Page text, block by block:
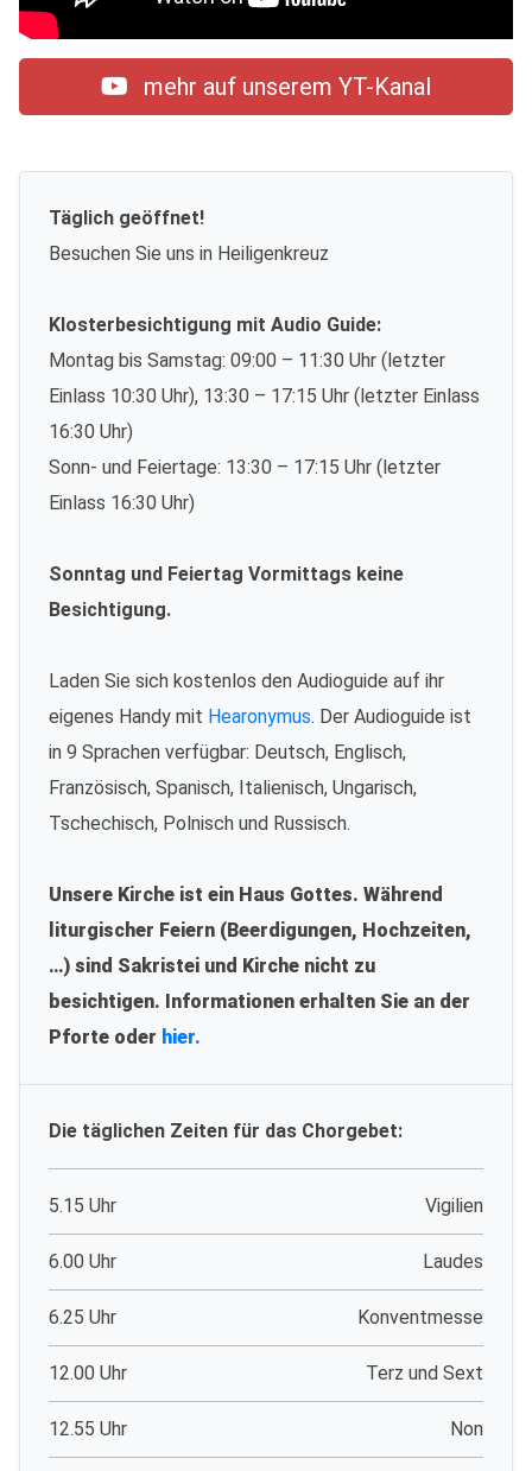
mehr auf unserem YT-Kanal
Täglich geöffnet!
Besuchen Sie uns in Heiligenkreuz
Klosterbesichtigung mit Audio Guide:
Montag bis Samstag: 09:00 – 11:30 Uhr (letzter
Einlass 10:30 Uhr), 13:30 – 17:15 Uhr (letzter Einlass
16:30 Uhr)
Sonn- und Feiertage: 13:30 – 17:15 Uhr (letzter
Einlass 16:30 Uhr)
Sonntag und Feiertag Vormittags keine
Besichtigung.
Laden Sie sich kostenlos den Audioguide auf ihr
eigenes Handy mit Hearonymus. Der Audioguide ist
in 9 Sprachen verfügbar: Deutsch, Englisch,
Französisch, Spanisch, Italienisch, Ungarisch,
Tschechisch, Polnisch und Russisch.
Unsere Kirche ist ein Haus Gottes. Während
liturgischer Feiern (Beerdigungen, Hochzeiten,
…) sind Sakristei und Kirche nicht zu
besichtigen. Informationen erhalten Sie an der
Pforte oder hier.
Die täglichen Zeiten für das Chorgebet:
5.15 Uhr Vigilien
6.00 Uhr Laudes
6.25 Uhr Konventmesse
12.00 Uhr Terz und Sext
12.55 Uhr Non